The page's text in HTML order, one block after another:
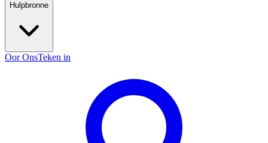
Hulpbronne
Oor OnsTeken in